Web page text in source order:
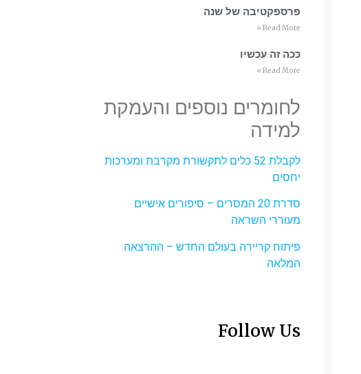
פרספקטיבה של שנה
Read More »
ככה זה עכשיו
Read More »
לחומרים נוספים והעמקת
למידה
לקבלת 52 כלים לתקשורת מקרבת ומערכות
יחסים
סדרת 20 המסרים – סיפורים אישיים
מעוררי השראה
פיתוח קריירה בעולם החדש – ההרצאה
המלאה
Follow Us